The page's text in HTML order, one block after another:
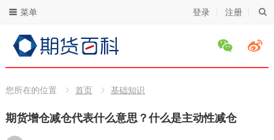
登录 注册
菜单
您所在的位置 首页 基础知识
期货增仓减仓代表什么意思？什么是主动性减仓